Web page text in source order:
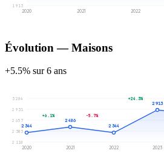
1 913
2020 2021 2022
Évolution — Maisons
+5.5% sur 6 ans
2 110
2 383
2 657
2 931
3 204
2 344
2020
2 486
2021
2 344
2022
2 913
2023
+6.1% -5.7%
+24.3%